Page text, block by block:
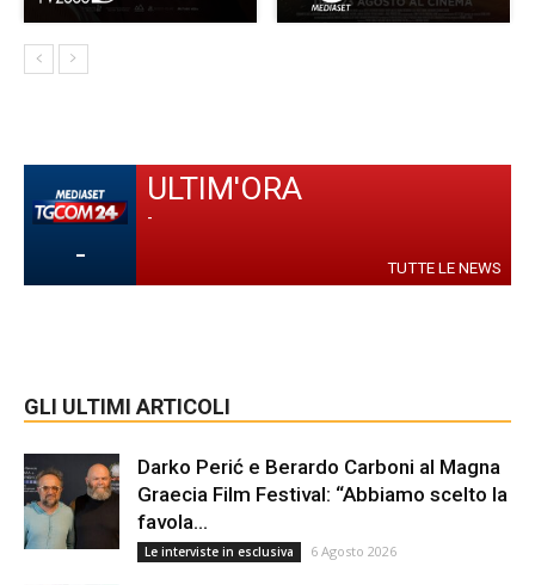
-
ULTIM'ORA
-
TUTTE LE NEWS
GLI ULTIMI ARTICOLI
Darko Perić e Berardo Carboni al Magna
Graecia Film Festival: “Abbiamo scelto la
favola...
Le interviste in esclusiva 6 Agosto 2026